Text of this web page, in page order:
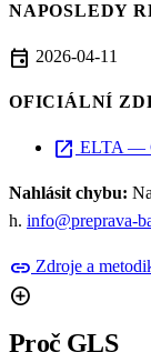
NAPOSLEDY
event 2026-04-11
OFICIÁLNÍ
open_in_new ELTA —
Nahlásit chybu:
h. info@preprava-
link Zdroje a
add_circle
Proč GLS